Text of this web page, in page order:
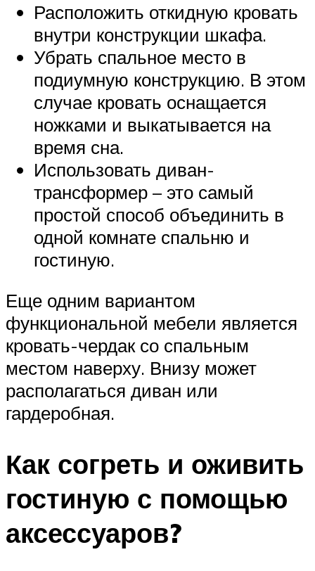
Расположить откидную кровать
внутри конструкции шкафа.
Убрать спальное место в
подиумную конструкцию. В этом
случае кровать оснащается
ножками и выкатывается на
время сна.
Использовать диван-
трансформер – это самый
простой способ объединить в
одной комнате спальню и
гостиную.
Еще одним вариантом
функциональной мебели является
кровать-чердак со спальным
местом наверху. Внизу может
располагаться диван или
гардеробная.
Как согреть и оживить
гостиную с помощью
аксессуаров?